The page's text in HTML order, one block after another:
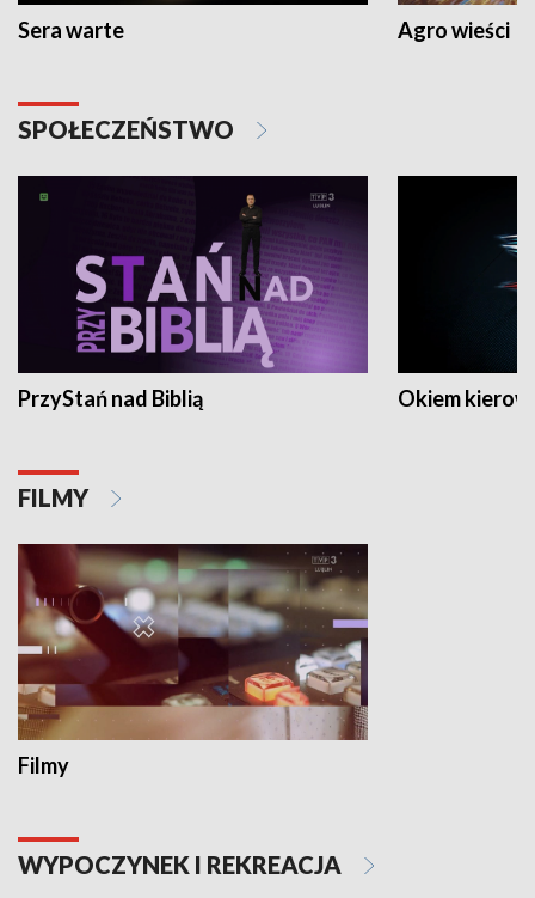
Sera warte Agro wieści
SPOŁECZEŃSTWO
PrzyStań nad Biblią Okiem
FILMY
Filmy
WYPOCZYNEK I REKREACJA